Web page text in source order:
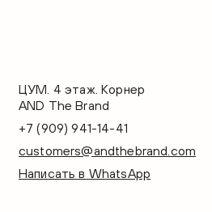
ЦУМ. 4 этаж. Корнер
AND The Brand
+7 (909) 941-14-41
customers@andthebrand.com
Написать в WhatsApp